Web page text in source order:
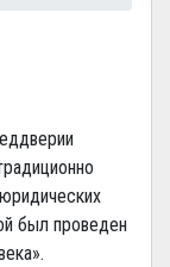
был проведен